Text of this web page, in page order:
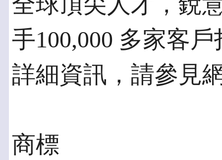
手100,000 多家客
詳細資訊，請參見
商標